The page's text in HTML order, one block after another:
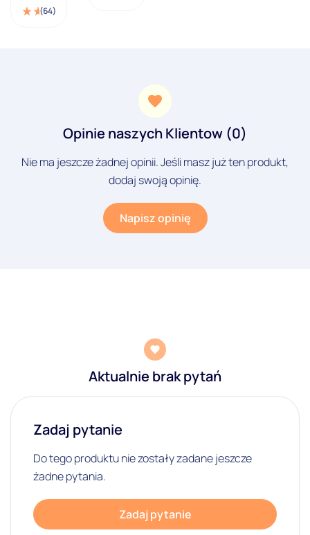
(64)
Opinie naszych Klientow (0)
Nie ma jeszcze żadnej opinii. Jeśli masz już ten produkt,
dodaj swoją opinię.
Napisz opinię
Aktualnie brak pytań
Zadaj pytanie
Do tego produktu nie zostały zadane jeszcze
żadne pytania.
Zadaj pytanie